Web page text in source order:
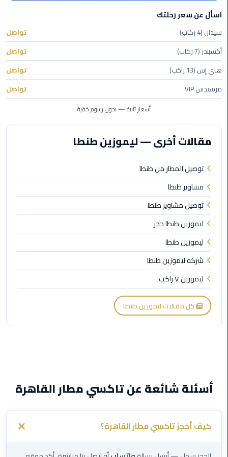
الأحمر
من
مطار
القاهرة
ليموزين
مطار
القاهرة
السخنة
مطار
سفنكس
ليموزين
القاهرة
اسكندرية
ليموزين
مطار
برج
العرب
ليموزين
المطار
مطار
العلمين
ليموزين
توصيل
اسأل عن سعر رحلتك
سيدان (4 ركاب)
تواصل
أكسبندر (7 ركاب)
تواصل
هاي إس (13 راكب)
تواصل
مرسيدس VIP
تواصل
أسعار ثابتة — بدون رسوم خفية
مقالات أخرى — ليموزين طنطا
توصيل المطار من طنطا
مشاوير طنطا
توصيل مشاوير طنطا
ليموزين طنطا حجز
ليموزين طنطا
شركه ليموزين طنطا
ليموزين ٧ راكب
كل مقالات ليموزين طنطا
أسئلة شائعة عن تاكسي مطار القاهرة
كيف أحجز تاكسي مطار القاهرة؟